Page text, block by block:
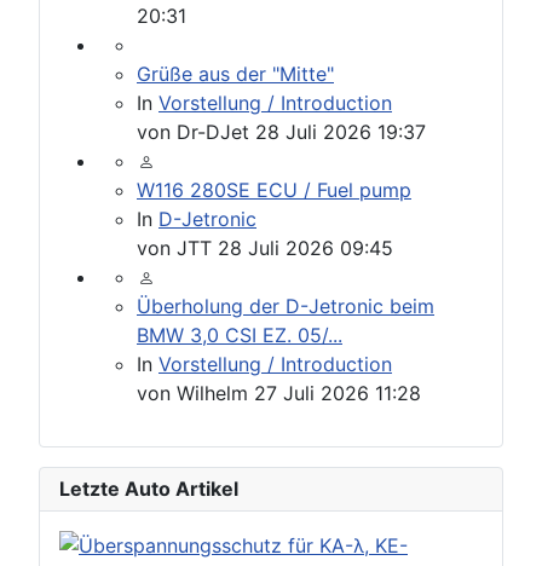
20:31
Grüße aus der "Mitte"
In Vorstellung / Introduction
von Dr-DJet 28 Juli 2026 19:37
W116 280SE ECU / Fuel pump
In D-Jetronic
von JTT 28 Juli 2026 09:45
Überholung der D-Jetronic beim
BMW 3,0 CSI EZ. 05/...
In Vorstellung / Introduction
von Wilhelm 27 Juli 2026 11:28
Letzte Auto Artikel